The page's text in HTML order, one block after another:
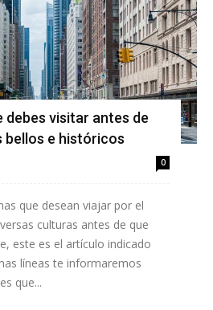
debes visitar antes de
bellos e históricos
0
que desean viajar por el
culturas antes de que
este es el artículo indicado
líneas te informaremos
que...